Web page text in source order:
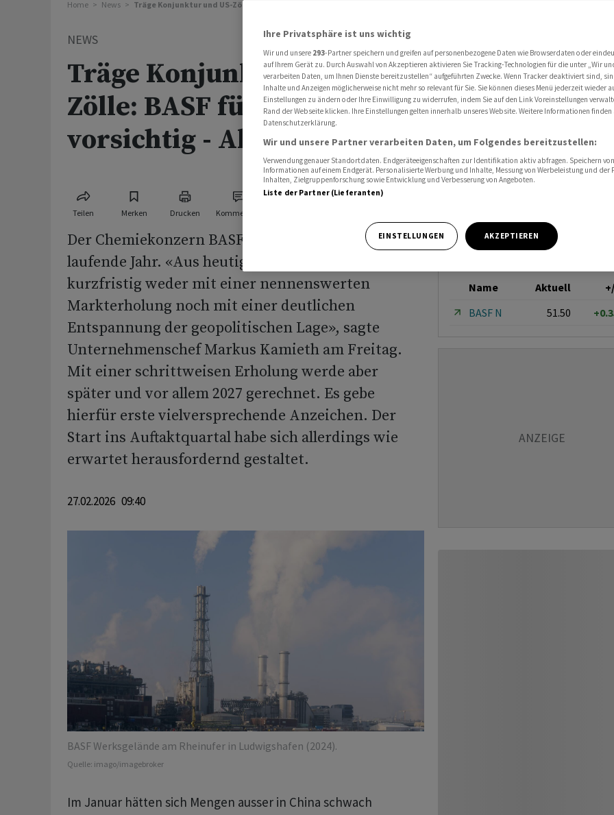
Home News Träge Konjunktur und US-Zölle: BASF für 2026 vorsichtig - Aktie fällt
NEWS
Träge Konjunktur und US-
Zölle: BASF für 2026
vorsichtig - Aktie fällt
Teilen Merken Drucken Kommentare
Der Chemiekonzern BASF geht vorsichtig in das
laufende Jahr. «Aus heutiger Sicht rechnen wir
kurzfristig weder mit einer nennenswerten
Markterholung noch mit einer deutlichen
Entspannung der geopolitischen Lage», sagte
Unternehmenschef Markus Kamieth am Freitag.
Mit einer schrittweisen Erholung werde aber
später und vor allem 2027 gerechnet. Es gebe
hierfür erste vielversprechende Anzeichen. Der
Start ins Auftaktquartal habe sich allerdings wie
erwartet herausfordernd gestaltet.
27.02.2026 09:40
BASF Werksgelände am Rheinufer in Ludwigshafen (2024).
Quelle: imago/imagebroker
Im Januar hätten sich Mengen ausser in China schwach
Name Aktuell
BASF N
51.50
Ihre Privatsphäre ist uns wichtig
Wir und unsere 293-Partner speichern und greifen auf personenbezogene Daten wie Browserdaten oder
auf Ihrem Gerät zu. Durch Auswahl von Akzeptieren aktivieren Sie Tracking-Technologien für die unter „Wir
verarbeiten Daten, um Ihnen Dienste bereitzustellen“ aufgeführten Zwecke. Wenn Tracker deaktiviert sind,
Inhalte und Anzeigen möglicherweise nicht mehr so relevant für Sie. Sie können dieses Menü jederzeit wieder
Einstellungen zu ändern oder Ihre Einwilligung zu widerrufen, indem Sie auf den Link Voreinstellungen
Rand der Webseite klicken. Ihre Einstellungen gelten innerhalb unseres Website. Weitere Informationen finden
Datenschutzerklärung.
Wir und unsere Partner verarbeiten Daten, um Folgendes bereitzustellen:
Verwendung genauer Standortdaten. Endgeräteeigenschaften zur Identifikation aktiv abfragen. Speichern
Informationen auf einem Endgerät. Personalisierte Werbung und Inhalte, Messung von Werbeleistung und der
Inhalten, Zielgruppenforschung sowie Entwicklung und Verbesserung von Angeboten.
Liste der Partner (Lieferanten)
EINSTELLUNGEN AKZEPTIEREN